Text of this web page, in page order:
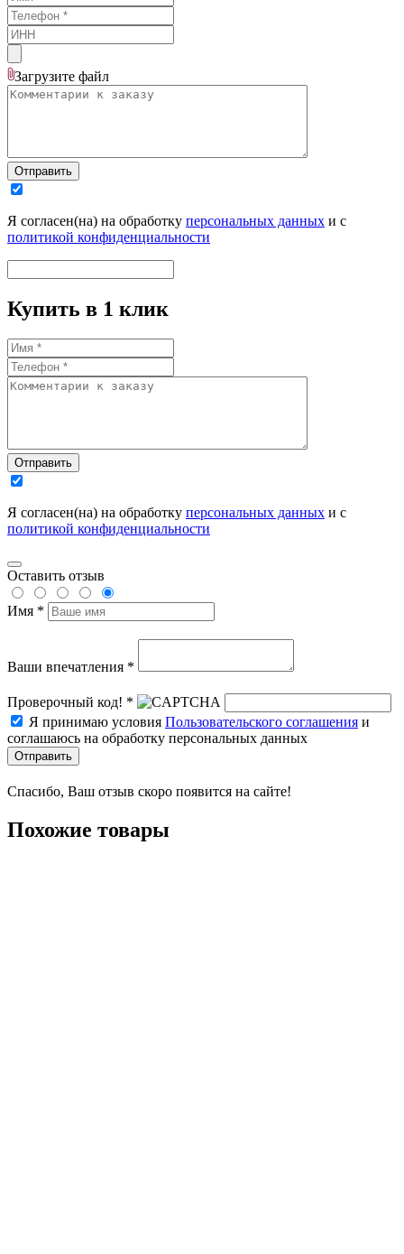
Загрузите файл
Отправить
Я согласен(на) на обработку персональных данных и с
политикой конфиденциальности
Купить в 1 клик
Отправить
Я согласен(на) на обработку персональных данных и с
политикой конфиденциальности
Оставить отзыв
Имя *
Ваши впечатления *
Проверочный код! *
Я принимаю условия Пользовательского соглашения и
соглашаюсь на обработку персональных данных
Отправить
Спасибо, Ваш отзыв скоро появится на сайте!
Похожие товары